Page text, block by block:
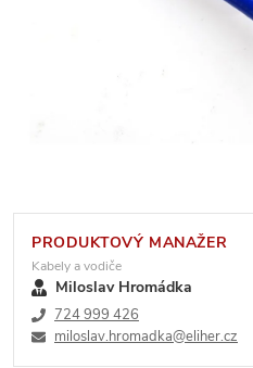
PRODUKTOVÝ MANAŽER
Kabely a vodiče
Miloslav Hromádka
724 999 426
miloslav.hromadka@eliher.cz